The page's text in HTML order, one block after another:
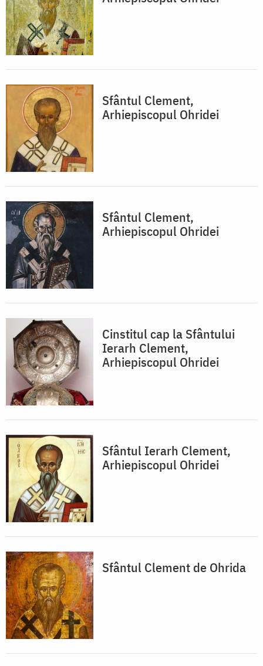
Sfântul Clement,
Arhiepiscopul Ohridei
Sfântul Clement,
Arhiepiscopul Ohridei
Cinstitul cap la Sfântului
Ierarh Clement,
Arhiepiscopul Ohridei
Sfântul Ierarh Clement,
Arhiepiscopul Ohridei
Sfântul Clement de Ohrida